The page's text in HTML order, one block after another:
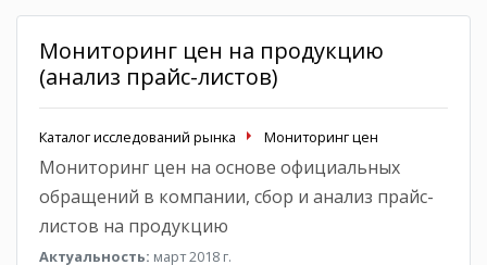
Мониторинг цен на продукцию
(анализ прайс-листов)
Каталог исследований рынка Мониторинг цен
Мониторинг цен на основе официальных
обращений в компании, сбор и анализ прайс-
листов на продукцию
Актуальность: март 2018 г.